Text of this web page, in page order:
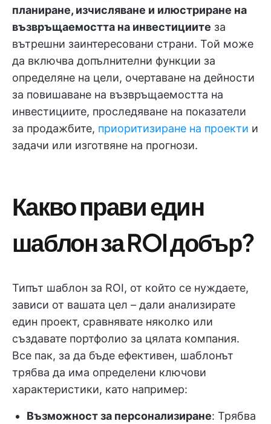
планиране, изчисляване и илюстриране на
възвръщаемостта на инвестициите за
вътрешни заинтересовани страни. Той може
да включва допълнителни функции за
определяне на цели, очертаване на дейности
за повишаване на възвръщаемостта на
инвестициите, проследяване на показатели
за продажбите, приоритизиране на проекти и
задачи или изготвяне на прогнози.
Какво прави един
шаблон за ROI добър?
Типът шаблон за ROI, от който се нуждаете,
зависи от вашата цел – дали анализирате
един проект, сравнявате няколко или
създавате портфолио за цялата компания.
Все пак, за да бъде ефективен, шаблонът
трябва да има определени ключови
характеристики, като например:
Възможност за персонализиране: Трябва